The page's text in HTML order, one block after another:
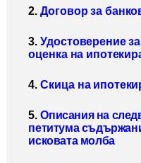
2.Договор за
3. Удостоверение
оценка на
4.Скица на
5.Описания на
петитума
исковата молба